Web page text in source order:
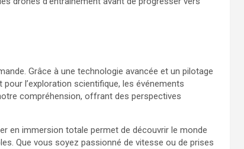
Grâce à une technologie avancée et un pilotage
l’exploration scientifique, les événements
compréhension, offrant des perspectives
en immersion totale permet de découvrir le monde
Que vous soyez passionné de vitesse ou de prises